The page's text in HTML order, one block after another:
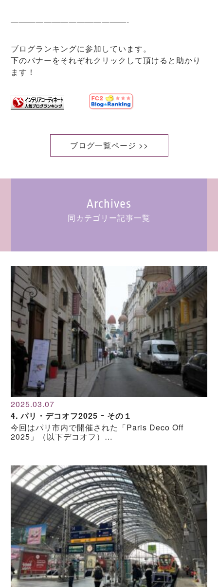
——————————————-
ブログランキングに参加しています。
下のバナーをそれぞれクリックして頂けると助かり
ます！
ブログ一覧ページ >>
Archives
同カテゴリー記事一覧
2025.03.07
4. パリ・デコオフ2025 ｰ その１
今回はパリ市内で開催された「Paris Deco Off
2025」（以下デコオフ）…